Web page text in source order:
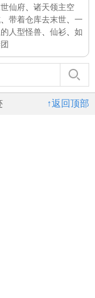
仙府
诸天领主空
带着仓库去末世
一
人型怪兽 仙衫
如
↑返回顶部